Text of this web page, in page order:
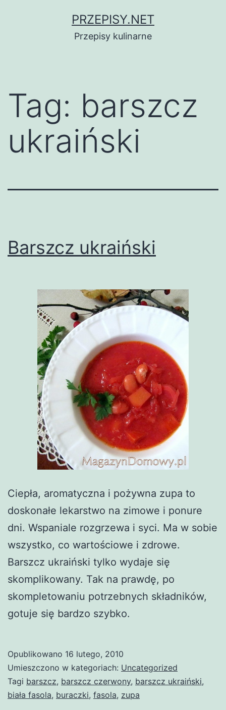
PRZEPISY.NET
Przepisy kulinarne
Tag: barszcz
ukraiński
Barszcz ukraiński
Ciepła, aromatyczna i pożywna zupa to
doskonałe lekarstwo na zimowe i ponure
dni. Wspaniale rozgrzewa i syci. Ma w sobie
wszystko, co wartościowe i zdrowe.
Barszcz ukraiński tylko wydaje się
skomplikowany. Tak na prawdę, po
skompletowaniu potrzebnych składników,
gotuje się bardzo szybko.
Opublikowano 16 lutego, 2010
Umieszczono w kategoriach: Uncategorized
Tagi barszcz, barszcz czerwony, barszcz ukraiński,
biała fasola, buraczki, fasola, zupa